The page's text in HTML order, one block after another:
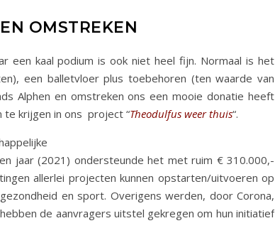
OMSTREKEN
een kaal podium is ook niet heel fijn. Normaal is het
een balletvloer plus toebehoren (ten waarde van
Alphen en omstreken ons een mooie donatie heeft
te krijgen in ons project “Theodulfus weer thuis“.
jaar (2021) ondersteunde het met ruim € 310.000,-
allerlei projecten kunnen opstarten/uitvoeren op
en sport. Overigens werden, door Corona,
de aanvragers uitstel gekregen om hun initiatief